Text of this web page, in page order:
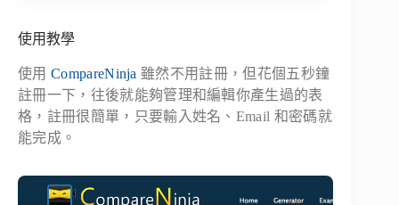
使用教學
使用 CompareNinja 雖然不用註冊，但花個五秒鐘
註冊一下，往後就能夠管理和編輯你產生過的表
格，註冊很簡單，只要輸入姓名、Email 和密碼就
能完成。